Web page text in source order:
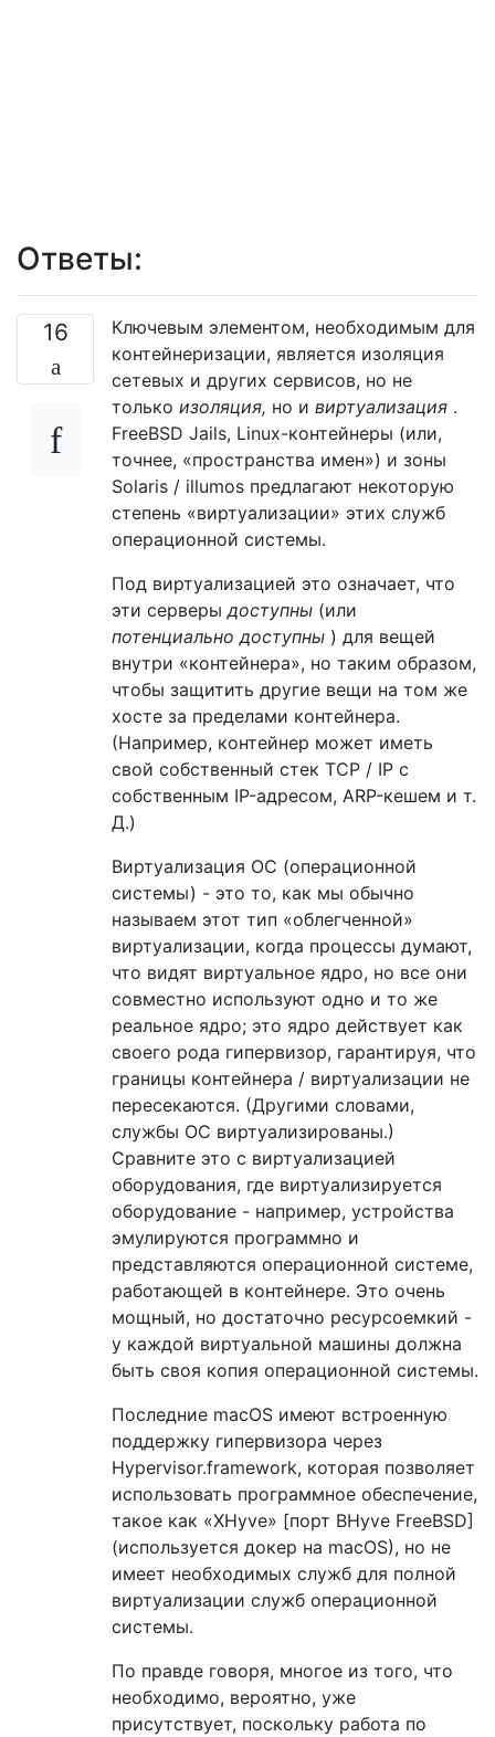
Ответы:
16
Ключевым элементом, необходимым для
контейнеризации, является изоляция
сетевых и других сервисов, но не
только изоляция, но и виртуализация .
FreeBSD Jails, Linux-контейнеры (или,
точнее, «пространства имен») и зоны
Solaris / illumos предлагают некоторую
степень «виртуализации» этих служб
операционной системы.
Под виртуализацией это означает, что
эти серверы доступны (или
потенциально доступны ) для вещей
внутри «контейнера», но таким образом,
чтобы защитить другие вещи на том же
хосте за пределами контейнера.
(Например, контейнер может иметь
свой собственный стек TCP / IP с
собственным IP-адресом, ARP-кешем и т.
Д.)
Виртуализация ОС (операционной
системы) - это то, как мы обычно
называем этот тип «облегченной»
виртуализации, когда процессы думают,
что видят виртуальное ядро, но все они
совместно используют одно и то же
реальное ядро; это ядро ​​действует как
своего рода гипервизор, гарантируя, что
границы контейнера / виртуализации не
пересекаются. (Другими словами,
службы ОС виртуализированы.)
Сравните это с виртуализацией
оборудования, где виртуализируется
оборудование - например, устройства
эмулируются программно и
представляются операционной системе,
работающей в контейнере. Это очень
мощный, но достаточно ресурсоемкий -
у каждой виртуальной машины должна
быть своя копия операционной системы.
Последние macOS имеют встроенную
поддержку гипервизора через
Hypervisor.framework, которая позволяет
использовать программное обеспечение,
такое как «XHyve» [порт BHyve FreeBSD]
(используется докер на macOS), но не
имеет необходимых служб для полной
виртуализации служб операционной
системы.
По правде говоря, многое из того, что
необходимо, вероятно, уже
присутствует, поскольку работа по